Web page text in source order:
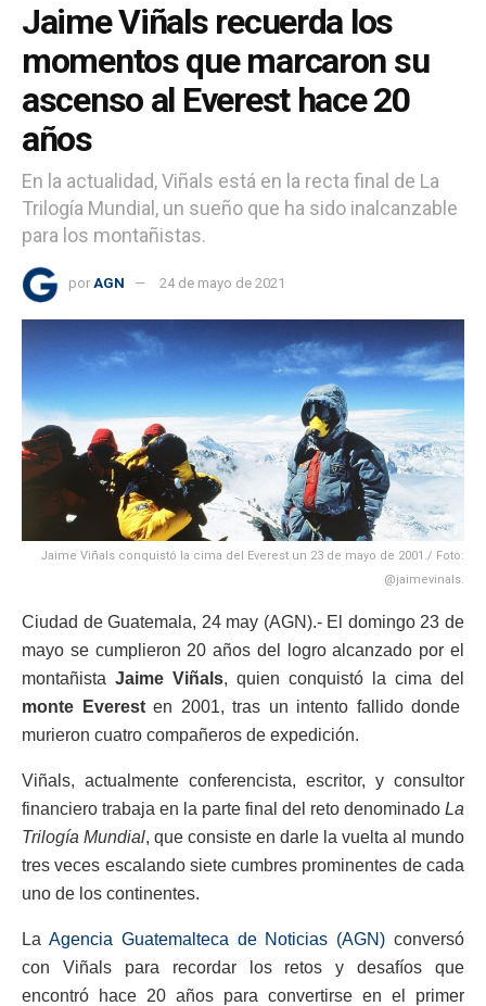
Jaime Viñals recuerda los
momentos que marcaron su
ascenso al Everest hace 20
años
En la actualidad, Viñals está en la recta final de La
Trilogía Mundial, un sueño que ha sido inalcanzable
para los montañistas.
por AGN 24 de mayo de 2021
Jaime Viñals conquistó la cima del Everest un 23 de mayo de 2001./ Foto:
@jaimevinals.
Ciudad de Guatemala, 24 may (AGN).- El domingo 23 de
mayo se cumplieron 20 años del logro alcanzado por el
montañista Jaime Viñals, quien conquistó la cima del
monte Everesten 2001, tras un intento fallido donde
murieron cuatro compañeros de expedición.
Viñals, actualmente conferencista, escritor, y consultor
financiero trabaja en la parte final del reto denominado La
Trilogía Mundial, que consiste en darle la vuelta al mundo
tres veces escalando siete cumbres prominentes de cada
uno de los continentes.
La Agencia Guatemalteca de Noticias (AGN) conversó
con Viñals para recordar los retos y desafíos que
encontró hace 20 años para convertirse en el primer